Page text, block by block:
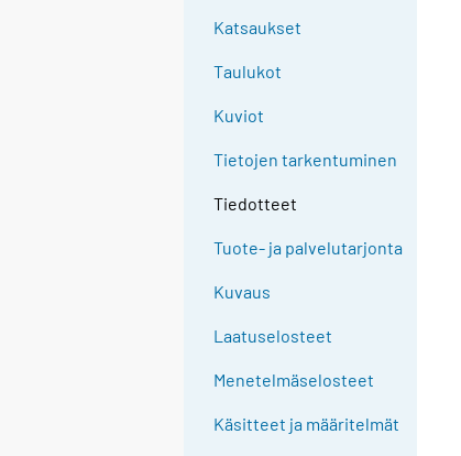
Katsaukset
Taulukot
Kuviot
Tietojen tarkentuminen
Tiedotteet
Tuote- ja palvelutarjonta
Kuvaus
Laatuselosteet
Menetelmäselosteet
Käsitteet ja määritelmät